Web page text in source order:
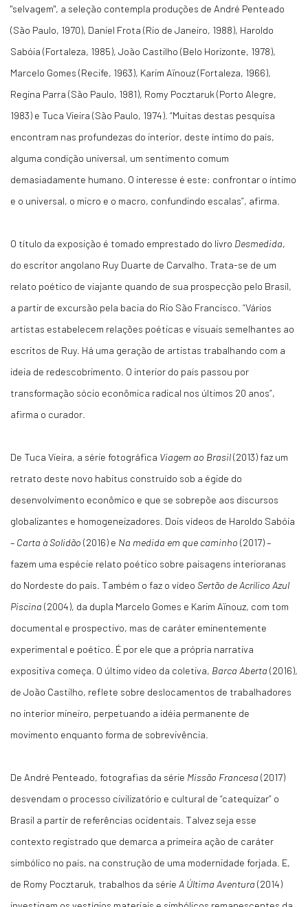
"selvagem", a seleção contempla produções de André Penteado
(São Paulo, 1970), Daniel Frota (Rio de Janeiro, 1988), Haroldo
Sabóia (Fortaleza, 1985), João Castilho (Belo Horizonte, 1978),
Marcelo Gomes (Recife, 1963), Karim Aïnouz (Fortaleza, 1966),
Regina Parra (São Paulo, 1981), Romy Pocztaruk (Porto Alegre,
1983) e Tuca Vieira (São Paulo, 1974). “Muitas destas pesquisa
encontram nas profundezas do interior, deste íntimo do país,
alguma condição universal, um sentimento comum
demasiadamente humano. O interesse é este: confrontar o íntimo
e o universal, o micro e o macro, confundindo escalas”, afirma.
O título da exposição é tomado emprestado do livro Desmedida,
do escritor angolano Ruy Duarte de Carvalho. Trata-se de um
relato poético de viajante quando de sua prospecção pelo Brasil,
a partir de excursão pela bacia do Rio São Francisco. “Vários
artistas estabelecem relações poéticas e visuais semelhantes ao
escritos de Ruy. Há uma geração de artistas trabalhando com a
ideia de redescobrimento. O interior do país passou por
transformação sócio econômica radical nos últimos 20 anos”,
afirma o curador.
De Tuca Vieira, a série fotográfica Viagem ao Brasil(2013) faz um
retrato deste novo habitus construído sob a égide do
desenvolvimento econômico e que se sobrepõe aos discursos
globalizantes e homogeneizadores. Dois vídeos de Haroldo Sabóia
– Carta à Solidão (2016) e Na medida em que caminho (2017) –
fazem uma espécie relato poético sobre paisagens interioranas
do Nordeste do país. Também o faz o vídeo Sertão de Acrílico Azul
Piscina (2004), da dupla Marcelo Gomes e Karim Aïnouz, com tom
documental e prospectivo, mas de caráter eminentemente
experimental e poético. É por ele que a própria narrativa
expositiva começa. O último vídeo da coletiva, Barca Aberta (2016),
de João Castilho, reflete sobre deslocamentos de trabalhadores
no interior mineiro, perpetuando a idéia permanente de
movimento enquanto forma de sobrevivência.
De André Penteado, fotografias da série Missão Francesa (2017)
desvendam o processo civilizatório e cultural de “catequizar” o
Brasil a partir de referências ocidentais. Talvez seja esse
contexto registrado que demarca a primeira ação de caráter
simbólico no país, na construção de uma modernidade forjada. E,
de Romy Pocztaruk, trabalhos da série A Última Aventura (2014)